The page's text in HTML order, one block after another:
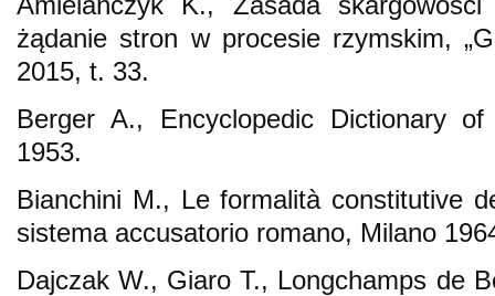
żądanie stron w procesie rzymskim,
2015, t. 33.
Berger A., Encyclopedic Dictionary
1953.
Bianchini M., Le formalità constitutive
sistema accusatorio romano, Milano
Dajczak W., Giaro T., Longchamps de